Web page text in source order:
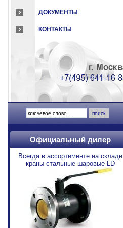
ДОКУМЕНТЫ
КОНТАКТЫ
Официальный дилер
Всегда в ассортименте на складе
краны стальные шаровые LD